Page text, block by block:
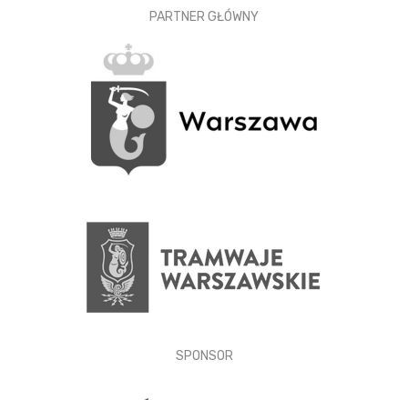
PARTNER GŁÓWNY
SPONSOR